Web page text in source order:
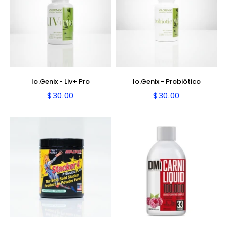
Io.Genix - Liv+ Pro
Precio
$30.00
Io.Genix - Probiótico
Precio
$30.00